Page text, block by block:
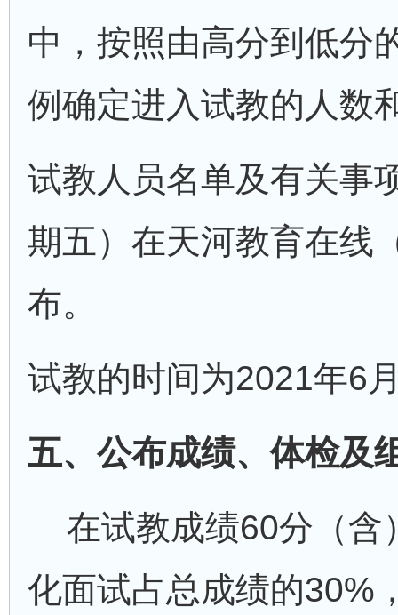
中，按照由高分到低分
例确定进入试教的人数
试教人员名单及有关事
期五）在天河教育在线
布。
试教的时间为2021年6
五、公布成绩、体检及
在试教成绩60分（含
化面试占总成绩的30%